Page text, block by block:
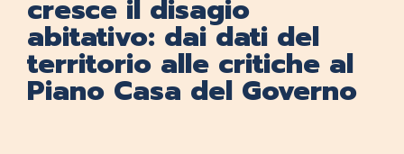
cresce il disagio
abitativo: dai dati del
territorio alle critiche al
Piano Casa del Governo